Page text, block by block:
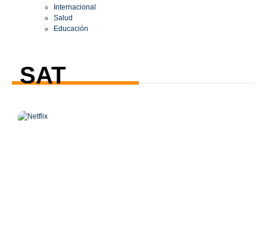
Internacional
Salud
Educación
SAT